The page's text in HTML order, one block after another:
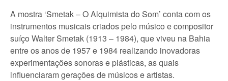
A mostra ‘Smetak – O Alquimista do Som’ conta com os
instrumentos musicais criados pelo músico e compositor
suíço Walter Smetak (1913 – 1984), que viveu na Bahia
entre os anos de 1957 e 1984 realizando inovadoras
experimentações sonoras e plásticas, as quais
influenciaram gerações de músicos e artistas.